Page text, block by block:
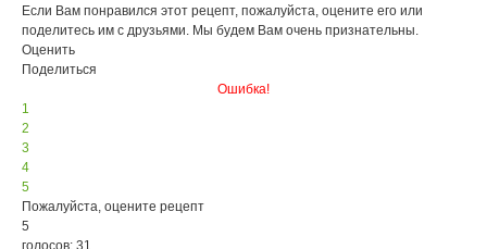
Если Вам понравился этот рецепт, пожалуйста, оцените его или
поделитесь им с друзьями. Мы будем Вам очень признательны.
Оценить
Поделиться
Ошибка!
1
2
3
4
5
Пожалуйста, оцените рецепт
5